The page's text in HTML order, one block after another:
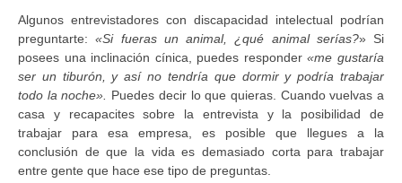
Algunos entrevistadores con discapacidad intelectual podrían
preguntarte:«Si fueras un animal, ¿qué animal serías?» Si
posees una inclinación cínica, puedes responder«me gustaría
ser un tiburón, y así no tendría que dormir y podría trabajar
todo la noche».
Puedes decir lo que quieras. Cuando vuelvas a
casa y recapacites sobre la entrevista y la posibilidad de
trabajar para esa empresa, es posible que llegues a la
conclusión de que la vida es demasiado corta para trabajar
entre gente que hace ese tipo de preguntas.